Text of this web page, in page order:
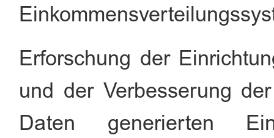
Erforschung der
und der Verbesserung
Daten generierten